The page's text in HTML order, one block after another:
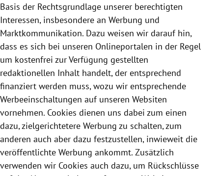
Basis der Rechtsgrundlage unserer berechtigten
Interessen, insbesondere an Werbung und
Marktkommunikation. Dazu weisen wir darauf hin,
dass es sich bei unseren Onlineportalen in der Regel
um kostenfrei zur Verfügung gestellten
redaktionellen Inhalt handelt, der entsprechend
finanziert werden muss, wozu wir entsprechende
Werbeeinschaltungen auf unseren Websiten
vornehmen. Cookies dienen uns dabei zum einen
dazu, zielgerichtetere Werbung zu schalten, zum
anderen auch aber dazu festzustellen, inwieweit die
veröffentlichte Werbung ankommt. Zusätzlich
verwenden wir Cookies auch dazu, um Rückschlüsse